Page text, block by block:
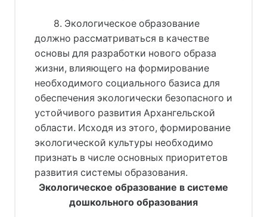
8. Экологическое образование
должно рассматриваться в качестве
основы для разработки нового образа
жизни, влияющего на формирование
необходимого социального базиса для
обеспечения экологически безопасного и
устойчивого развития Архангельской
области. Исходя из этого, формирование
экологической культуры необходимо
признать в числе основных приоритетов
развития системы образования.
Экологическое образование в системе
дошкольного образования